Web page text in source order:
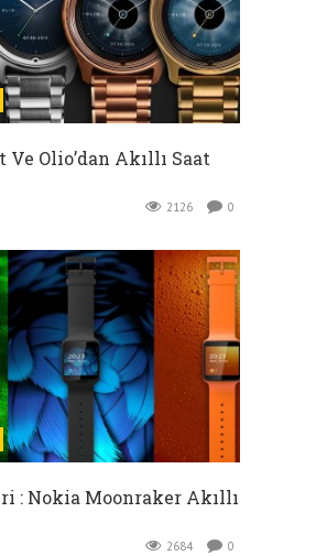
Olio’dan Akıllı Saat
2126 0
: Nokia Moonraker Akıllı
2684 0